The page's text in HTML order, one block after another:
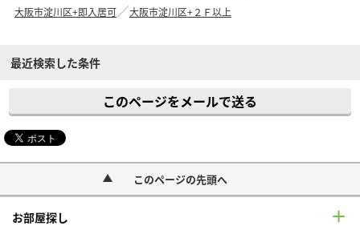
大阪市淀川区+即入居可
大阪市淀川区+２Ｆ以上
最近検索した条件
このページをメールで送る
このページの先頭へ
お部屋探し